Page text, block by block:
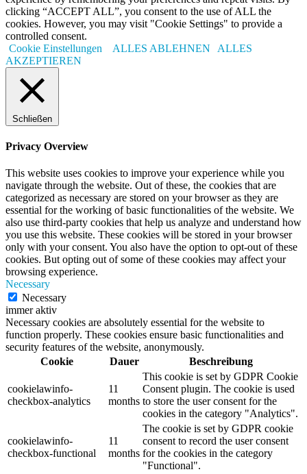
clicking “ACCEPT ALL”, you consent to the use of ALL the
cookies. However, you may visit "Cookie Settings" to provide a
controlled consent.
Cookie Einstellungen
ALLES ABLEHNEN
ALLES
AKZEPTIEREN
Schließen
Privacy Overview
This website uses cookies to improve your experience while you
navigate through the website. Out of these, the cookies that are
categorized as necessary are stored on your browser as they are
essential for the working of basic functionalities of the website. We
also use third-party cookies that help us analyze and understand how
you use this website. These cookies will be stored in your browser
only with your consent. You also have the option to opt-out of these
cookies. But opting out of some of these cookies may affect your
browsing experience.
Necessary
Necessary
immer aktiv
Necessary cookies are absolutely essential for the website to
function properly. These cookies ensure basic functionalities and
security features of the website, anonymously.
Cookie
Dauer Beschreibung
cookielawinfo-
checkbox-analytics
11
months
This cookie is set by GDPR Cookie
Consent plugin. The cookie is used
to store the user consent for the
cookies in the category "Analytics".
cookielawinfo-
checkbox-functional
11
months
The cookie is set by GDPR cookie
consent to record the user consent
for the cookies in the category
"Functional".